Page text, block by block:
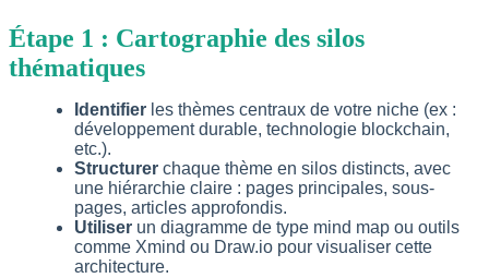
Étape 1 : Cartographie des silos
thématiques
Identifier les thèmes centraux de votre niche (ex :
développement durable, technologie blockchain,
etc.).
Structurer chaque thème en silos distincts, avec
une hiérarchie claire : pages principales, sous-
pages, articles approfondis.
Utiliser un diagramme de type mind map ou outils
comme Xmind ou Draw.io pour visualiser cette
architecture.